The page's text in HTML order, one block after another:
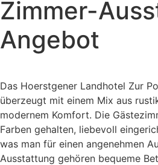
Zimmer-
Angebot
Das Hoerstgener Landhotel Zur
überzeugt mit einem Mix aus
modernem Komfort. Die
Farben gehalten, liebevoll
was man für einen angenehmen
Ausstattung gehören bequeme